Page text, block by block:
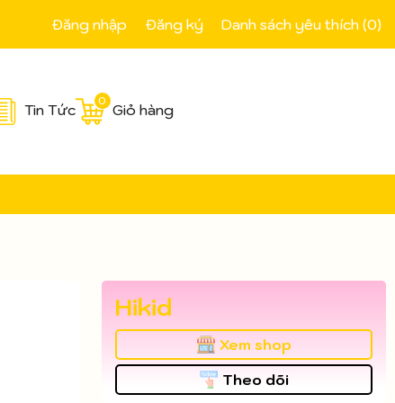
Đăng nhập Đăng ký Danh sách yêu thích (0)
Tin Tức Giỏ hàng
0
Hikid
Xem shop
Theo dõi